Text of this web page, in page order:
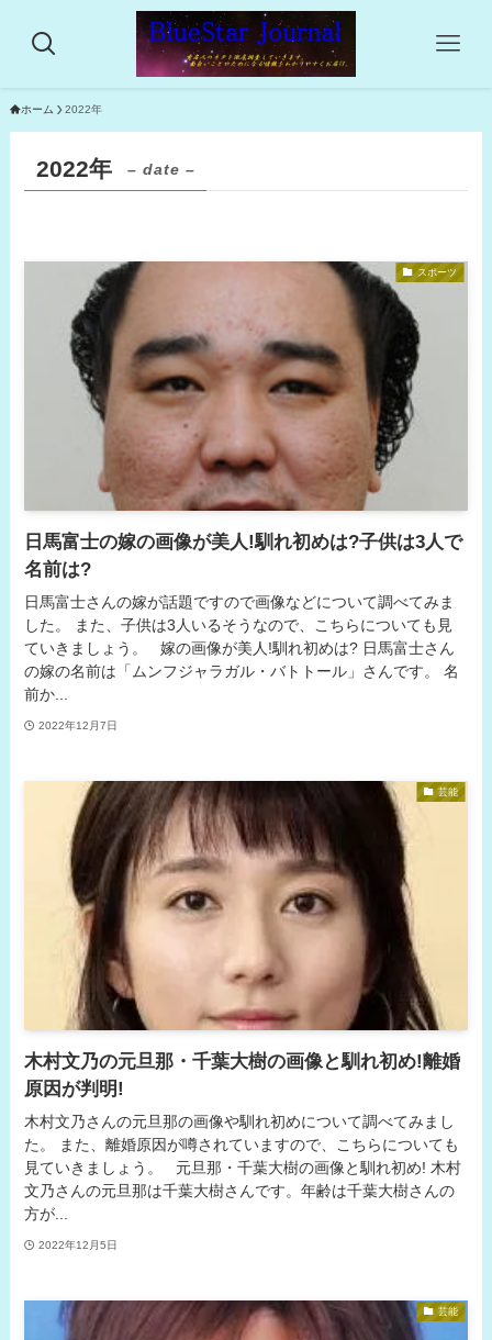
ホーム 2022年
2022年 – date –
スポーツ
日馬富士の嫁の画像が美人!馴れ初めは?子供は3人で
名前は?
日馬富士さんの嫁が話題ですので画像などについて調べてみま
した。 また、子供は3人いるそうなので、こちらについても見
ていきましょう。 嫁の画像が美人!馴れ初めは? 日馬富士さん
の嫁の名前は「ムンフジャラガル・バトトール」さんです。 名
前か...
2022年12月7日
芸能
木村文乃の元旦那・千葉大樹の画像と馴れ初め!離婚
原因が判明!
木村文乃さんの元旦那の画像や馴れ初めについて調べてみまし
た。 また、離婚原因が噂されていますので、こちらについても
見ていきましょう。 元旦那・千葉大樹の画像と馴れ初め! 木村
文乃さんの元旦那は千葉大樹さんです。年齢は千葉大樹さんの
方が...
2022年12月5日
芸能